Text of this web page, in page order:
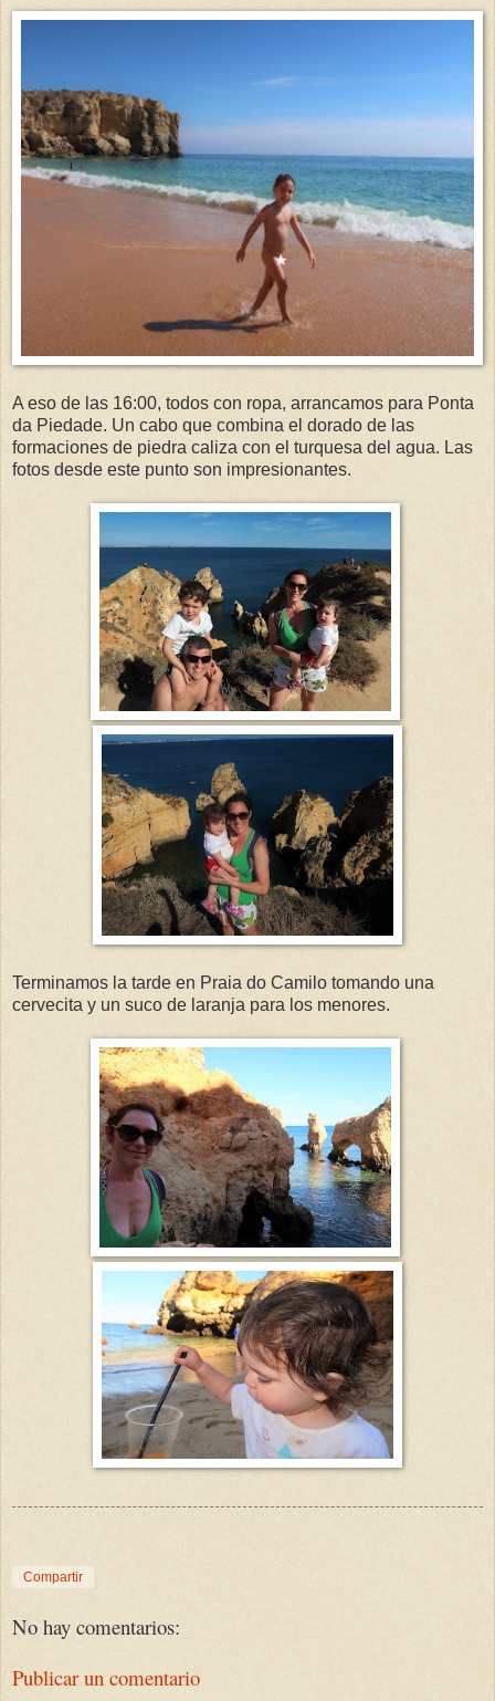
A eso de las 16:00, todos con ropa, arrancamos para Ponta
da Piedade. Un cabo que combina el dorado de las
formaciones de piedra caliza con el turquesa del agua. Las
fotos desde este punto son impresionantes.
Terminamos la tarde en Praia do Camilo tomando una
cervecita y un suco de laranja para los menores.
Compartir
No hay comentarios:
Publicar un comentario